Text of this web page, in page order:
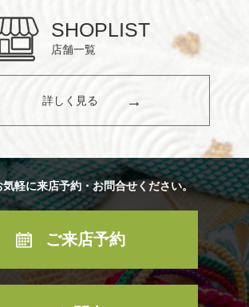
SHOPLIST
店舗一覧
詳しく見る
気軽に来店予約・お問合せください。
ご来店予約